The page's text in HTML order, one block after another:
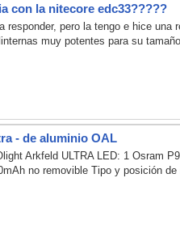
con la nitecore edc33?????
responder, pero la tengo e hice
muy potentes para su
- de aluminio OAL
Arkfeld ULTRA LED: 1 Osram
no removible Tipo y posición